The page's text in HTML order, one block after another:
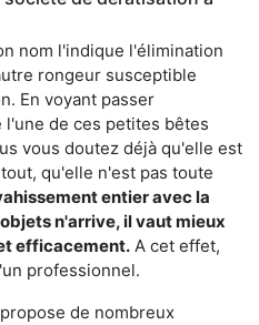
nom l'indique l'élimination
rongeur susceptible
En voyant passer
de ces petites bêtes
vous doutez déjà qu'elle est
qu'elle n'est pas toute
entier avec la
n'arrive, il vaut mieux
efficacement. A cet effet,
professionnel.
de nombreux